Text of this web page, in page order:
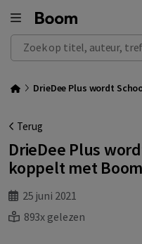
Zoek op titel, auteur,
DrieDee Plus wordt
Terug
DrieDee Plus
koppelt met Boom
25 juni 2021
893x gelezen